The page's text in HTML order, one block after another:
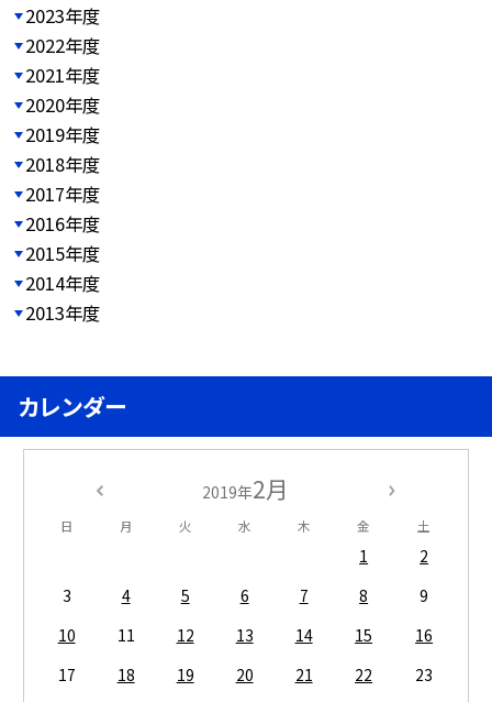
2023年度
2022年度
2021年度
2020年度
2019年度
2018年度
2017年度
2016年度
2015年度
2014年度
2013年度
カレンダー
2019年2月
日 月 火 水 木 金 土
1
2
3
4 5 6 7 8
9
10
11 12 13 14 15
16
17
18 19 20 21 22
23